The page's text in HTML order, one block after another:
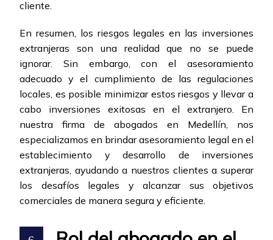
cliente.
En resumen, los riesgos legales en las inversiones
extranjeras son una realidad que no se puede
ignorar. Sin embargo, con el asesoramiento
adecuado y el cumplimiento de las regulaciones
locales, es posible minimizar estos riesgos y llevar a
cabo inversiones exitosas en el extranjero. En
nuestra firma de abogados en Medellín, nos
especializamos en brindar asesoramiento legal en el
establecimiento y desarrollo de inversiones
extranjeras, ayudando a nuestros clientes a superar
los desafíos legales y alcanzar sus objetivos
comerciales de manera segura y eficiente.